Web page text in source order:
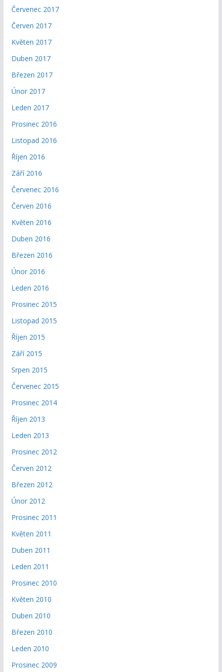
Červenec 2017
Červen 2017
Květen 2017
Duben 2017
Březen 2017
Únor 2017
Leden 2017
Prosinec 2016
Listopad 2016
Říjen 2016
Září 2016
Červenec 2016
Červen 2016
Květen 2016
Duben 2016
Březen 2016
Únor 2016
Leden 2016
Prosinec 2015
Listopad 2015
Říjen 2015
Září 2015
Srpen 2015
Červenec 2015
Prosinec 2014
Říjen 2013
Leden 2013
Prosinec 2012
Červen 2012
Březen 2012
Únor 2012
Prosinec 2011
Květen 2011
Duben 2011
Leden 2011
Prosinec 2010
Květen 2010
Duben 2010
Březen 2010
Leden 2010
Prosinec 2009